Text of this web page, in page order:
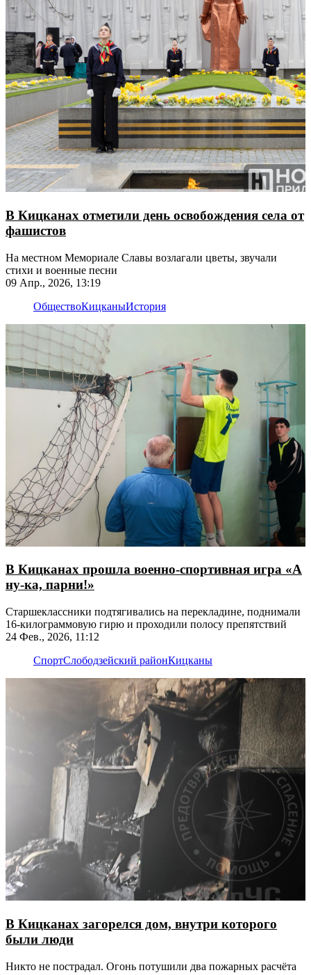
В Кицканах отметили день освобождения села от
фашистов
На местном Мемориале Славы возлагали цветы, звучали
стихи и военные песни
09 Апр., 2026, 13:19
ОбществоКицканыИстория
В Кицканах прошла военно-спортивная игра «А
ну-ка, парни!»
Старшеклассники подтягивались на перекладине, поднимали
16-килограммовую гирю и проходили полосу препятствий
24 Фев., 2026, 11:12
СпортСлободзейский районКицканы
В Кицканах загорелся дом, внутри которого
были люди
Никто не пострадал. Огонь потушили два пожарных расчёта